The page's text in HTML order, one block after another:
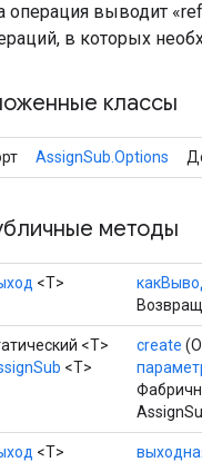
операция выводит
в которых
классы
AssignSub.Options
методы
<Т>
<T>
<T>
create
<Т>